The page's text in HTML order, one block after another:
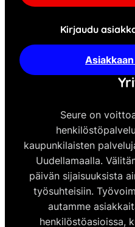
Kirjaudu
Seure on
kaupunkilaisten
Uudellamaalla.
päivän sijaisuuksista
työsuhteisiin.
autamme
henkilöstöasioissa,